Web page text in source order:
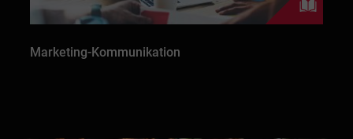
Marketing-Kommunikation